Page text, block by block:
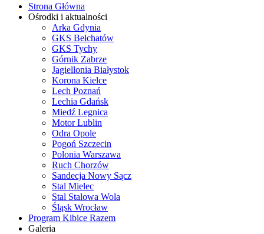
Strona Główna
Ośrodki i aktualności
Arka Gdynia
GKS Bełchatów
GKS Tychy
Górnik Zabrze
Jagiellonia Białystok
Korona Kielce
Lech Poznań
Lechia Gdańsk
Miedź Legnica
Motor Lublin
Odra Opole
Pogoń Szczecin
Polonia Warszawa
Ruch Chorzów
Sandecja Nowy Sącz
Stal Mielec
Stal Stalowa Wola
Śląsk Wrocław
Program Kibice Razem
Galeria